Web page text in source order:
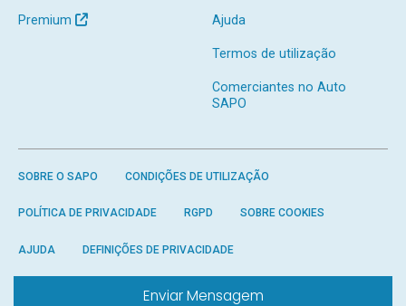
Enviar Mensagem
Premium Ajuda
Termos de utilização
Comerciantes no Auto
SAPO
SOBRE O SAPO CONDIÇÕES DE UTILIZAÇÃO
POLÍTICA DE PRIVACIDADE RGPD SOBRE COOKIES
AJUDA DEFINIÇÕES DE PRIVACIDADE